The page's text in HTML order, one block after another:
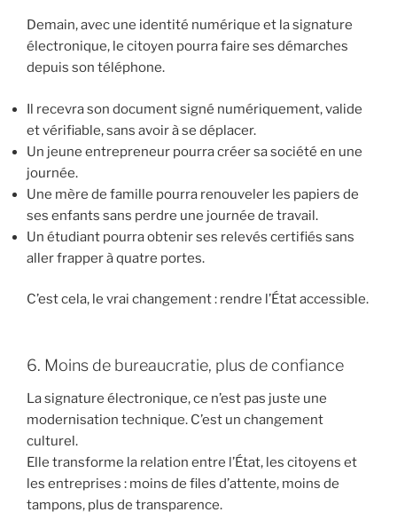
Demain, avec une identité numérique et la signature
électronique, le citoyen pourra faire ses démarches
depuis son téléphone.
Il recevra son document signé numériquement, valide
et vérifiable, sans avoir à se déplacer.
Un jeune entrepreneur pourra créer sa société en une
journée.
Une mère de famille pourra renouveler les papiers de
ses enfants sans perdre une journée de travail.
Un étudiant pourra obtenir ses relevés certifiés sans
aller frapper à quatre portes.
C’est cela, le vrai changement : rendre l’État accessible.
6. Moins de bureaucratie, plus de confiance
La signature électronique, ce n’est pas juste une
modernisation technique. C’est un changement
culturel.
Elle transforme la relation entre l’État, les citoyens et
les entreprises : moins de files d’attente, moins de
tampons, plus de transparence.